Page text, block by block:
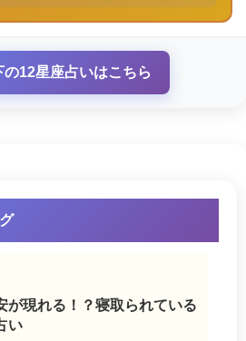
の12星座占いはこちら
が現れる！？寝取られている
い